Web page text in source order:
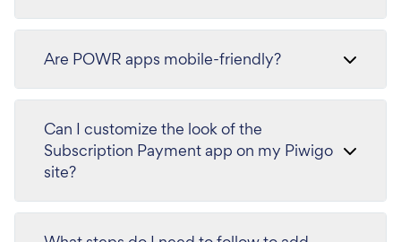
Are POWR apps mobile-friendly?
Can I customize the look of the
Subscription Payment app on my Piwigo
site?